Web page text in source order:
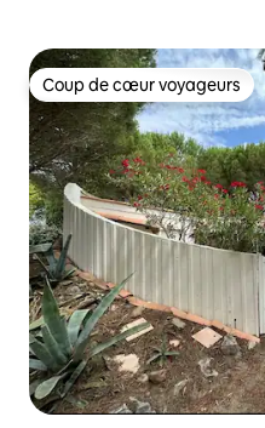
Coup de cœur voyageurs
Coup de cœur voyageurs